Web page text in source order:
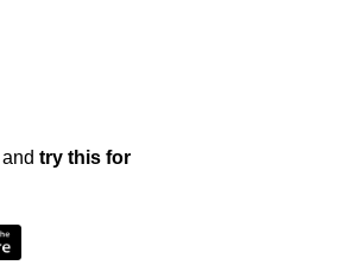
and try this for